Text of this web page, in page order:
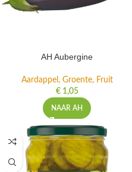
AH Aubergine
Aardappel, Groente, Fruit
€1,05
NAAR AH